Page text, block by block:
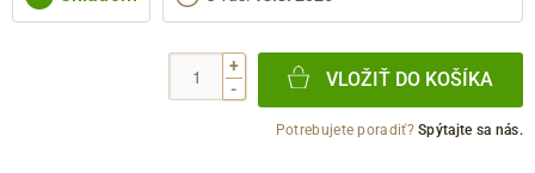
+
-
VLOŽIŤ DO KOŠÍKA
Potrebujete poradiť?Spýtajte sa nás.